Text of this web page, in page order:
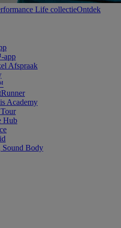
Life collectieOntdek
app
Afspraak
Academy
Hub
Sound Body